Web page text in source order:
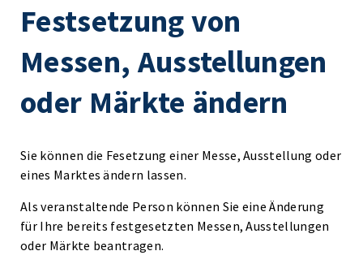
Festsetzung von
Messen, Ausstellungen
oder Märkte ändern
Sie können die Fesetzung einer Messe, Ausstellung oder
eines Marktes ändern lassen.
Als veranstaltende Person können Sie eine Änderung
für Ihre bereits festgesetzten Messen, Ausstellungen
oder Märkte beantragen.